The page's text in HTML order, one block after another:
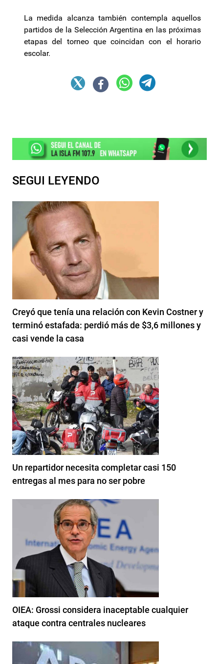
La medida alcanza también contempla aquellos
partidos de la Selección Argentina en las próximas
etapas del torneo que coincidan con el horario
escolar.
SEGUI LEYENDO
Creyó que tenía una relación con Kevin Costner y
terminó estafada: perdió más de $3,6 millones y
casi vende la casa
Un repartidor necesita completar casi 150
entregas al mes para no ser pobre
OIEA: Grossi considera inaceptable cualquier
ataque contra centrales nucleares